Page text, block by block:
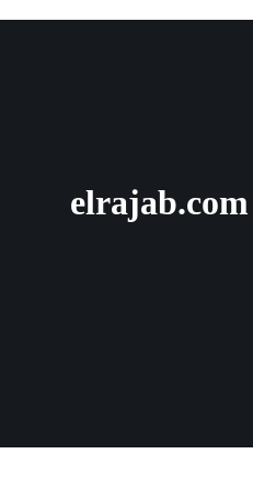
elrajab.com